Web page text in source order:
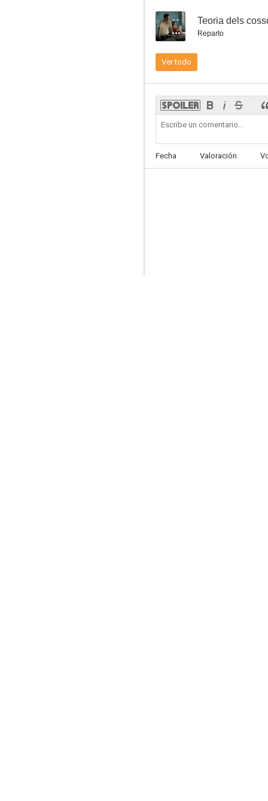
Merlí: Sapere Aude
7.1
-- Teoria dels
Reparto
Ver todo
Fecha Valoración